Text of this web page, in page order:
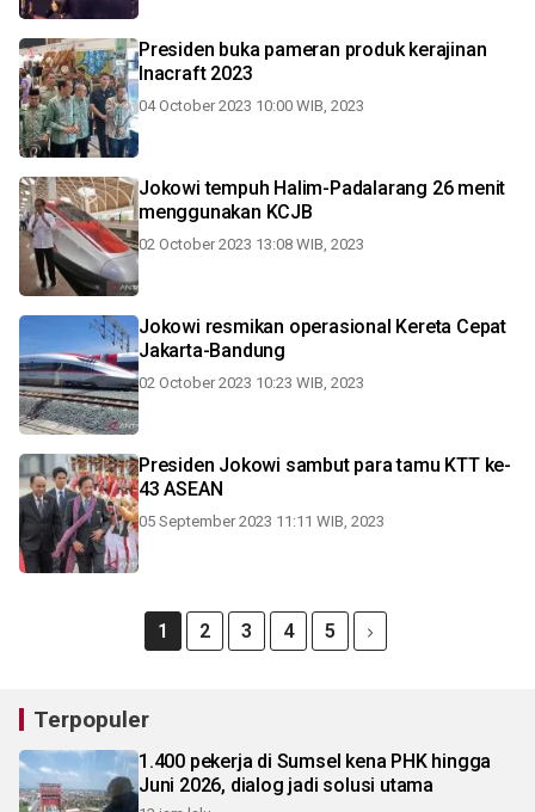
Presiden buka pameran produk kerajinan
Inacraft 2023
04 October 2023 10:00 WIB, 2023
Jokowi tempuh Halim-Padalarang 26 menit
menggunakan KCJB
02 October 2023 13:08 WIB, 2023
Jokowi resmikan operasional Kereta Cepat
Jakarta-Bandung
02 October 2023 10:23 WIB, 2023
Presiden Jokowi sambut para tamu KTT ke-
43 ASEAN
05 September 2023 11:11 WIB, 2023
1 2 3 4 5
Terpopuler
1.400 pekerja di Sumsel kena PHK hingga
Juni 2026, dialog jadi solusi utama